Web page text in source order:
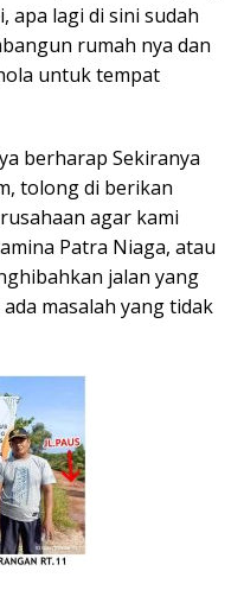
apa lagi di sini sudah
rumah nya dan
untuk tempat
berharap Sekiranya
tolong di berikan
agar kami
Patra Niaga, atau
jalan yang
masalah yang tidak